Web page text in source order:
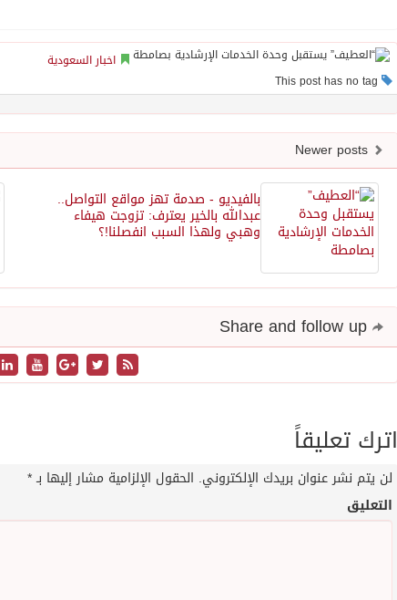
اخبار السعودية
بالفيديو - صدمة تهز مواقع التواصل..
عبدالله بالخير يعترف: تزوجت هيفاء
وهبي ولهذا السبب انفصلنا!؟
اترك تعليقاً
لن يتم نشر عنوان بريدك الإلكتروني. الحقول الإلزامية مشار إليها بـ*
التعليق